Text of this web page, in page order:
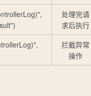
处理完请
求后执行
拦截异常
操作